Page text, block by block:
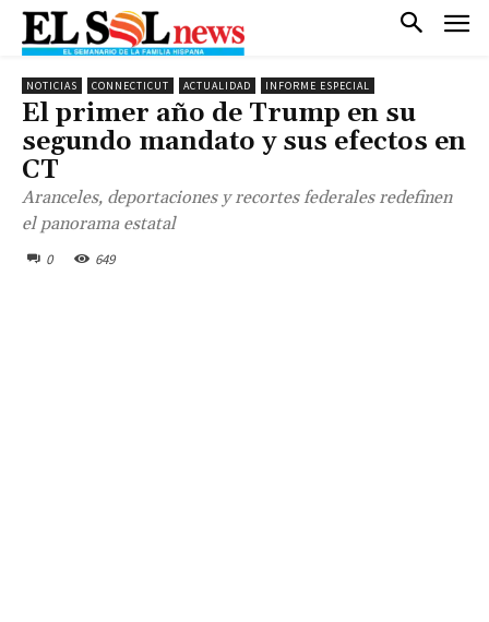
NOTICIAS CONNECTICUT ACTUALIDAD INFORME ESPECIAL
El primer año de Trump en su
segundo mandato y sus efectos en
CT
Aranceles, deportaciones y recortes federales redefinen
el panorama estatal
0 649